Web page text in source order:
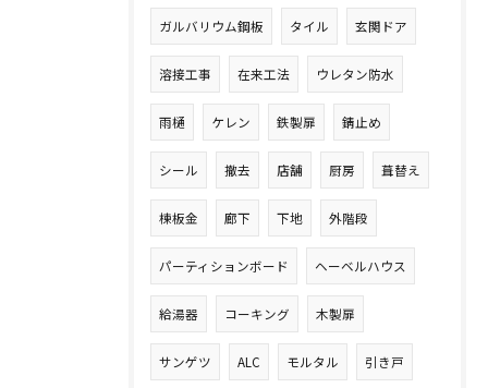
ガルバリウム鋼板 タイル 玄関ドア
溶接工事 在来工法 ウレタン防水
雨樋 ケレン 鉄製扉 錆止め
シール 撤去 店舗 厨房 葺替え
棟板金 廊下 下地 外階段
パーティションボード ヘーベルハウス
給湯器 コーキング 木製扉
サンゲツ ALC モルタル 引き戸